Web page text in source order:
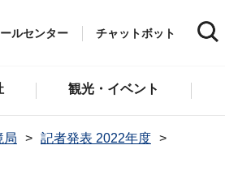
ルセンター チャットボット
観光・イベント
局
記者発表 2022年度